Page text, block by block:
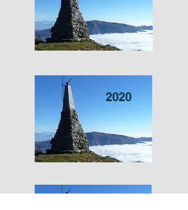
2020